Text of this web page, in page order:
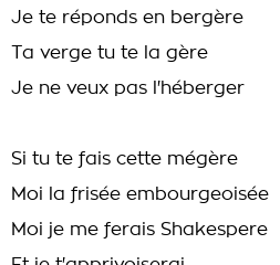
Je te réponds en bergère
Ta verge tu te la gère
Je ne veux pas l'héberger
Si tu te fais cette mégère
Moi la frisée embourgeoisée
Moi je me ferais Shakespere